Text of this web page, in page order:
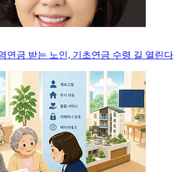
연금 받는 노인, 기초연금 수령 길 열린다